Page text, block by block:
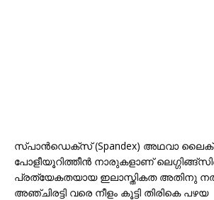
സ്പാന്‍ഡെക്‌സ് (Spandex) അഥവാ
പോളീയൂറിത്തീന്‍ നാരുകളാണ്
പ്രത്യേകതയായ ഇലാസ്തികത അതിനു
അഞ്ചിരട്ടി വരെ നീളം കൂട്ടി തിരികെ പഴയ